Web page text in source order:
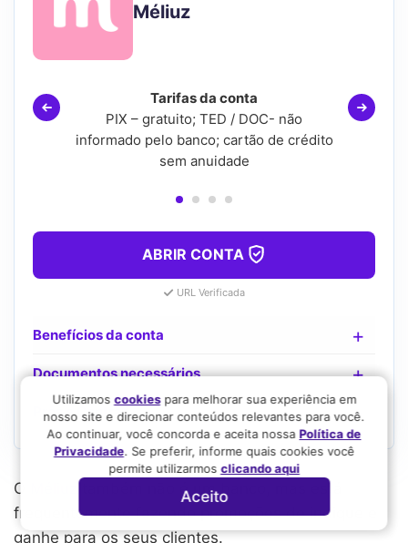
Méliuz
Tarifas da conta
PIX – gratuito; TED / DOC- não
informado pelo banco; cartão de crédito
sem anuidade
ABRIR CONTA
URL Verificada
Benefícios da conta
Documentos necessários
Prós e Contras
O
também não é um banco, mas está
frequentemente fazendo promoções de indique e
ganhe para os seus clientes.
Utilizamos cookiespara melhorar sua experiência em
nosso site e direcionar conteúdos relevantes para você.
Ao continuar, você concorda e aceita nossaPolítica de
Privacidade. Se preferir, informe quais cookies você
permite utilizarmos clicando aqui
Aceito